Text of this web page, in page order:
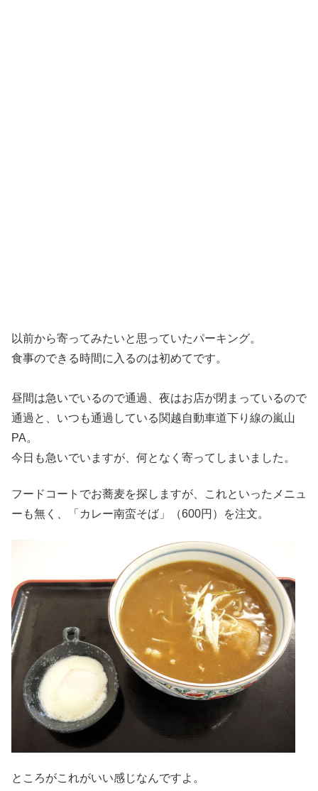
以前から寄ってみたいと思っていたパーキング。
食事のできる時間に入るのは初めてです。
昼間は急いでいるので通過、夜はお店が閉まっているので
通過と、いつも通過している関越自動車道下り線の嵐山
PA。
今日も急いでいますが、何となく寄ってしまいました。
フードコートでお蕎麦を探しますが、これといったメニュ
ーも無く、「カレー南蛮そば」（600円）を注文。
ところがこれがいい感じなんですよ。